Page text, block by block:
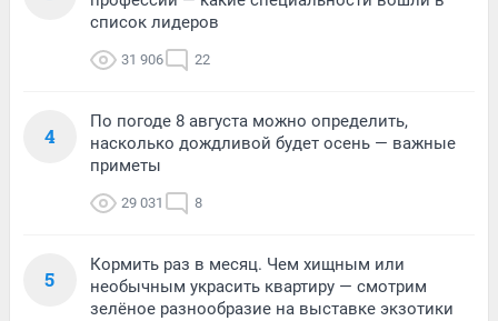
список лидеров
31 906 22
4
По погоде 8 августа можно определить,
насколько дождливой будет осень — важные
приметы
29 031 8
5
Кормить раз в месяц. Чем хищным или
необычным украсить квартиру — смотрим
зелёное разнообразие на выставке экзотики